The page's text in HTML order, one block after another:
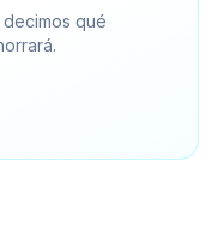
decimos qué